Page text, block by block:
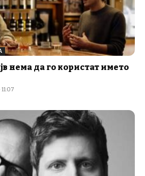
нема да го користат името